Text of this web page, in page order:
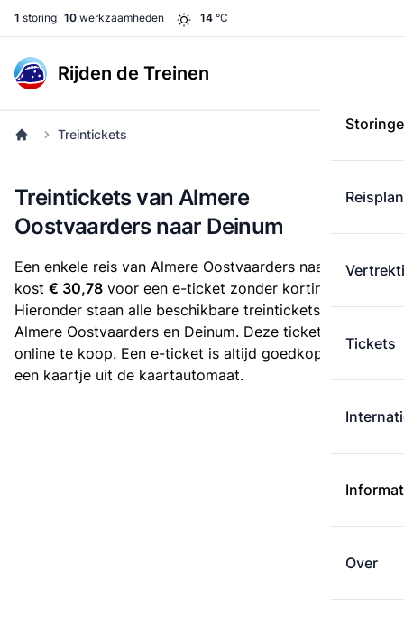
1 storing 10 werkzaamheden 14 °C
Rijden de Treinen
Tickets
Over
Treintickets
Treintickets van Almere
Oostvaarders naar Deinum
Een enkele reis van Almere Oostvaarders naar Deinum
kost € 30,78 voor een e-ticket zonder korting.
Hieronder staan alle beschikbare treintickets tussen
Almere Oostvaarders en Deinum. Deze tickets zijn
online te koop. Een e-ticket is altijd goedkoper dan
een kaartje uit de kaartautomaat.